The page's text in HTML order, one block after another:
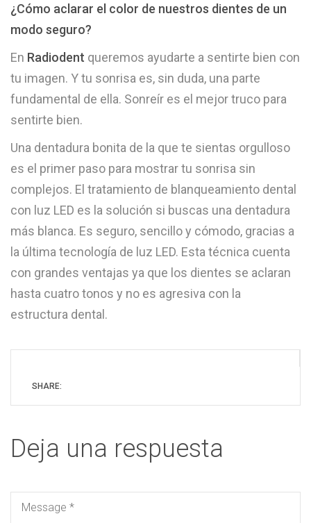
¿Cómo aclarar el color de nuestros dientes de un
modo seguro?
En Radiodent queremos ayudarte a sentirte bien con
tu imagen. Y tu sonrisa es, sin duda, una parte
fundamental de ella. Sonreír es el mejor truco para
sentirte bien.
Una dentadura bonita de la que te sientas orgulloso
es el primer paso para mostrar tu sonrisa sin
complejos. El tratamiento de blanqueamiento dental
con luz LED es la solución si buscas una dentadura
más blanca. Es seguro, sencillo y cómodo, gracias a
la última tecnología de luz LED. Esta técnica cuenta
con grandes ventajas ya que los dientes se aclaran
hasta cuatro tonos y no es agresiva con la
estructura dental.
SHARE:
Deja una respuesta